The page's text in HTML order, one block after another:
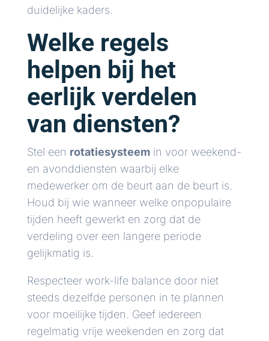
duidelijke kaders.
Welke regels
helpen bij het
eerlijk verdelen
van diensten?
Stel een rotatiesysteemin voor weekend-
en avonddiensten waarbij elke
medewerker om de beurt aan de beurt is.
Houd bij wie wanneer welke onpopulaire
tijden heeft gewerkt en zorg dat de
verdeling over een langere periode
gelijkmatig is.
Respecteer work-life balance door niet
steeds dezelfde personen in te plannen
voor moeilijke tijden. Geef iedereen
regelmatig vrije weekenden en zorg dat